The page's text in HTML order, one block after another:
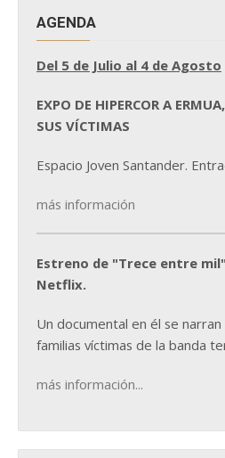
AGENDA
Del 5 de Julio al 4 de Agosto
EXPO DE HIPERCOR A
SUS VÍCTIMAS
Espacio Joven Santander.
más información
Estreno de "Trece entre
Netflix.
Un documental en él se
familias víctimas de la banda
más información...